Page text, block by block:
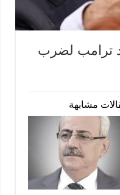
ترامب لضرب
مشابهة